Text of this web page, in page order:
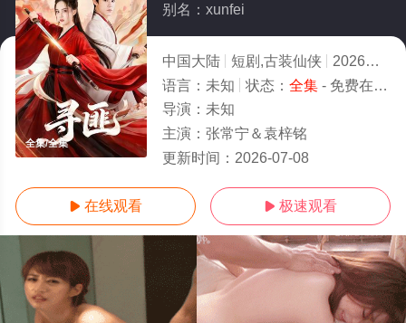
全集/全集
别名：xunfei
中国大陆 短剧,古装仙侠 2026
5.0
语言： 未知 状态： 全集- 免费在线观看
导演： 未知
主演： 张常宁＆袁梓铭
更新时间： 2026-07-08
 在线观看  极速观看